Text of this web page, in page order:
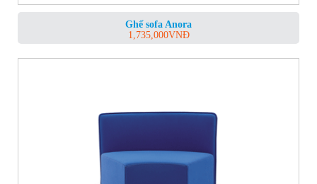
Ghế sofa Anora
1,735,000VNĐ